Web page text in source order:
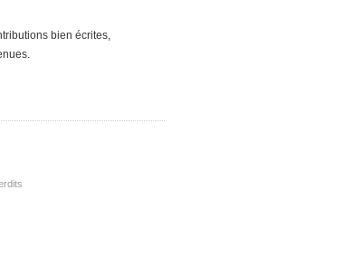
bien écrites,